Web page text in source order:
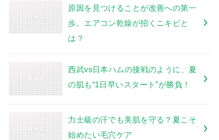
原因を見つけることが改善への第一
歩。エアコン乾燥が招くニキビと
は？
西武vs日本ハムの接戦のように、夏
の肌も“1日早いスタート”が勝負！
力士級の汗でも美肌を守る？夏こそ
始めたい毛穴ケア